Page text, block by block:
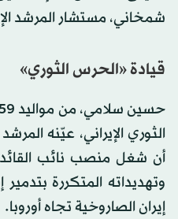
شمخاني، مستشار المرشد
قيادة «الحرس الثوري»
وتهديداته المتكررة
إيران الصاروخية تجاه أوروبا.